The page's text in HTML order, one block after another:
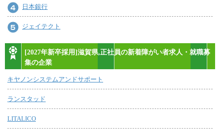
日本銀行
ジェイテクト
[2027年新卒採用]滋賀県,正社員の新着障がい者求人・就職募
集の企業
キヤノンシステムアンドサポート
ランスタッド
LITALICO